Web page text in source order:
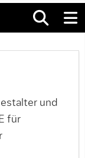
und
für